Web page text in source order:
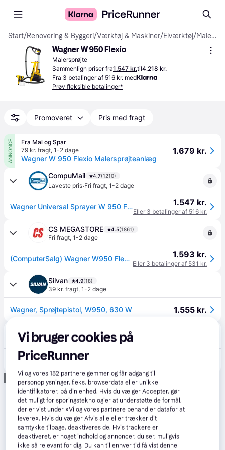
Start/Renovering & Byggeri/Værktøj & Maskiner/Elværktøj/ Malersprøjter
Wagner W 950 Flexio
Malersprøjte
Sammenlign priser fra1.547 kr.til4.218 kr.
Fra 3 betalinger af 516 kr. med
Prøv fleksible betalinger*
Promoveret Pris med fragt
ANNONCE
Fra Mal og Spar
79 kr. fragt, 1-2 dage
Wagner W 950 Flexio Malersprøjteanlæg
1.679 kr.
CompuMail 4.7(1210)
Laveste pris·Fri fragt, 1-2 dage
Wagner Universal Sprayer W 950 FLEXiO Malersprøjte --> På lager, levering hos dig 08-08-2026 1.547 kr.
Eller 3 betalinger af 516 kr.
CS MEGASTORE 4.5(1861)
Fri fragt, 1-2 dage
(ComputerSalg) Wagner W950 Flexio 1.593 kr.
Eller 3 betalinger af 531 kr.
Silvan 4.9(18)
39 kr. fragt, 1-2 dage
Wagner, Sprøjtepistol, W950, 630 W 1.555 kr.
Verkter (86)
Fri fragt ,3-4 dage
Malersprøjte system Wagner W 950 FLEXiO
Annonce
Vi bruger cookies på
PriceRunner
Vi og vores152 partnere gemmer og får adgang til
personoplysninger, f.eks. browserdata eller unikke
identifikatorer, på din enhed. Hvis du vælger Accepter, gør
det muligt for sporingsteknologier at understøtte de formål,
der er vist under »Vi og vores partnere behandler datafor at
levere«. Hvis du vælger Afvis alle eller trækker dit
samtykke tilbage, deaktiveres de. Hvis trackere er
deaktiveret, er noget indhold og annoncer, du ser, muligvis
ikke så relevant for dig. Du kan til enhver tid få vist denne